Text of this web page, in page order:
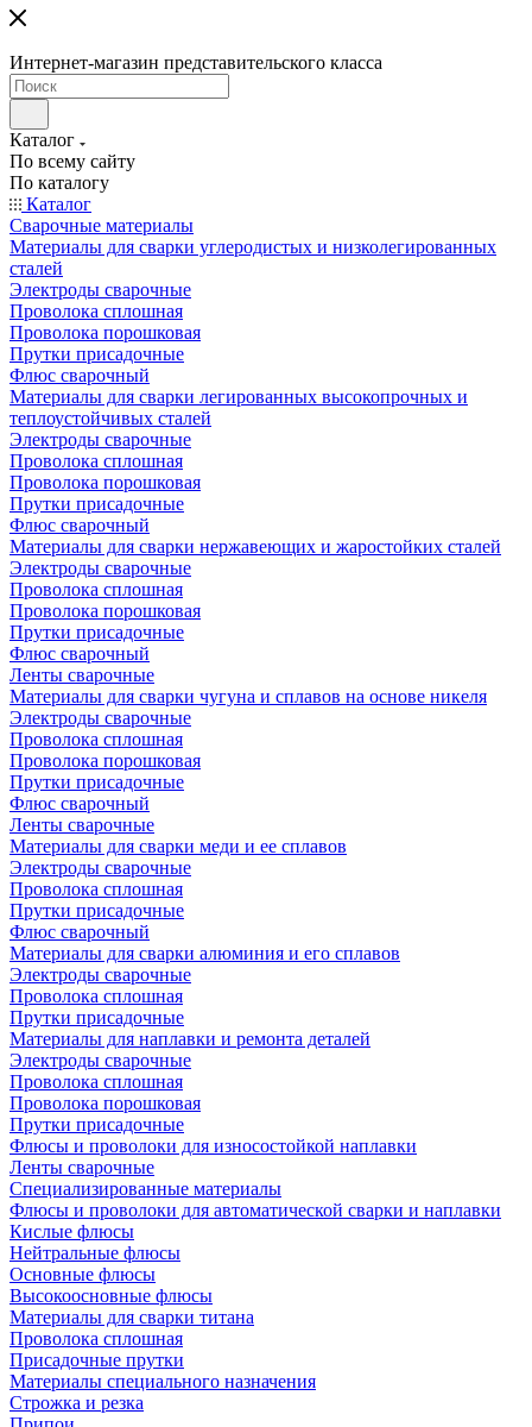
Интернет-магазин представительского класса
Каталог
По всему сайту
По каталогу
Каталог
Сварочные материалы
Материалы для сварки углеродистых и низколегированных
сталей
Электроды сварочные
Проволока сплошная
Проволока порошковая
Прутки присадочные
Флюс сварочный
Материалы для сварки легированных высокопрочных и
теплоустойчивых сталей
Электроды сварочные
Проволока сплошная
Проволока порошковая
Прутки присадочные
Флюс сварочный
Материалы для сварки нержавеющих и жаростойких сталей
Электроды сварочные
Проволока сплошная
Проволока порошковая
Прутки присадочные
Флюс сварочный
Ленты сварочные
Материалы для сварки чугуна и сплавов на основе никеля
Электроды сварочные
Проволока сплошная
Проволока порошковая
Прутки присадочные
Флюс сварочный
Ленты сварочные
Материалы для сварки меди и ее сплавов
Электроды сварочные
Проволока сплошная
Прутки присадочные
Флюс сварочный
Материалы для сварки алюминия и его сплавов
Электроды сварочные
Проволока сплошная
Прутки присадочные
Материалы для наплавки и ремонта деталей
Электроды сварочные
Проволока сплошная
Проволока порошковая
Прутки присадочные
Флюсы и проволоки для износостойкой наплавки
Ленты сварочные
Специализированные материалы
Флюсы и проволоки для автоматической сварки и наплавки
Кислые флюсы
Нейтральные флюсы
Основные флюсы
Высокоосновные флюсы
Материалы для сварки титана
Проволока сплошная
Присадочные прутки
Материалы специального назначения
Строжка и резка